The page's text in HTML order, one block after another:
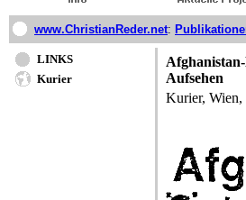
www.ChristianReder.net:
LINKS
Kurier
Aufsehen
Kurier, Wien,